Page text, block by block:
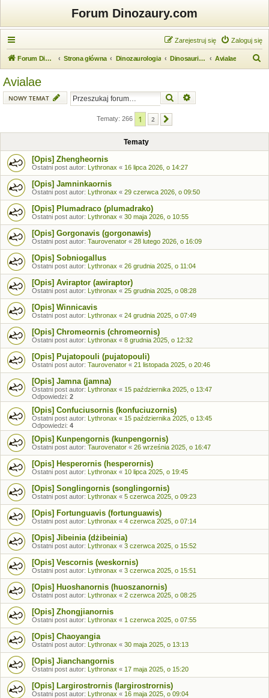
Forum Dinozaury.com
Zaloguj się
Zarejestruj się
Forum Dinozaury.com Strona główna Dinozaurologia Dinosauria (dinozaury) Avialae
Avialae
NOWY TEMAT Szukaj
Tematy: 266 1 2
Tematy
[Opis] Zhengheornis
Ostatni post autor: Lythronax « 16 lipca 2026, o 14:27
[Opis] Jamninkaornis
Ostatni post autor: Lythronax « 29 czerwca 2026, o 09:50
[Opis] Plumadraco (plumadrako)
Ostatni post autor: Lythronax « 30 maja 2026, o 10:55
[Opis] Gorgonavis (gorgonawis)
Ostatni post autor: Taurovenator « 28 lutego 2026, o 16:09
[Opis] Sobniogallus
Ostatni post autor: Lythronax « 26 grudnia 2025, o 11:04
[Opis] Aviraptor (awiraptor)
Ostatni post autor: Lythronax « 25 grudnia 2025, o 08:28
[Opis] Winnicavis
Ostatni post autor: Lythronax « 24 grudnia 2025, o 07:49
[Opis] Chromeornis (chromeornis)
Ostatni post autor: Lythronax « 8 grudnia 2025, o 12:32
[Opis] Pujatopouli (pujatopouli)
Ostatni post autor: Taurovenator « 21 listopada 2025, o 20:46
[Opis] Jamna (jamna)
Ostatni post autor: Lythronax « 15 października 2025, o 13:47
Odpowiedzi: 2
[Opis] Confuciusornis (konfuciuzornis)
Ostatni post autor: Lythronax « 15 października 2025, o 13:45
Odpowiedzi: 4
[Opis] Kunpengornis (kunpengornis)
Ostatni post autor: Taurovenator « 26 września 2025, o 16:47
[Opis] Hesperornis (hesperornis)
Ostatni post autor: Lythronax « 10 lipca 2025, o 19:45
[Opis] Songlingornis (songlingornis)
Ostatni post autor: Lythronax « 5 czerwca 2025, o 09:23
[Opis] Fortunguavis (fortunguawis)
Ostatni post autor: Lythronax « 4 czerwca 2025, o 07:14
[Opis] Jibeinia (dżibeinia)
Ostatni post autor: Lythronax « 3 czerwca 2025, o 15:52
[Opis] Vescornis (weskornis)
Ostatni post autor: Lythronax « 3 czerwca 2025, o 15:51
[Opis] Huoshanornis (huoszanornis)
Ostatni post autor: Lythronax « 2 czerwca 2025, o 08:25
[Opis] Zhongjianornis
Ostatni post autor: Lythronax « 1 czerwca 2025, o 07:55
[Opis] Chaoyangia
Ostatni post autor: Lythronax « 30 maja 2025, o 13:13
[Opis] Jianchangornis
Ostatni post autor: Lythronax « 17 maja 2025, o 15:20
[Opis] Largirostrornis (largirostrornis)
Ostatni post autor: Lythronax « 16 maja 2025, o 09:04